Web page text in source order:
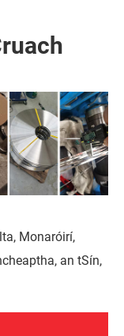
Monaróirí,
an tSín,